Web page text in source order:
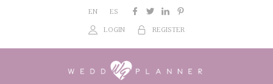
EN
ES
REGISTER
LOGIN